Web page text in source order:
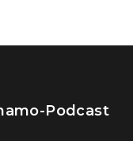
Podcast